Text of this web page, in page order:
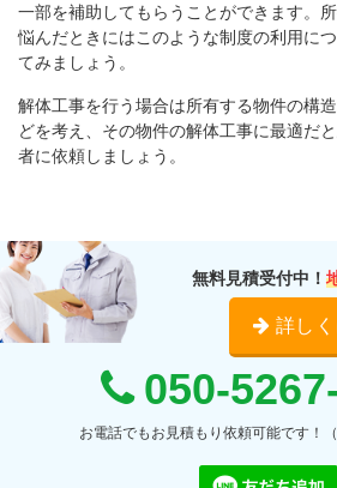
一部を補助してもらうことができます。
悩んだときにはこのような制度の利用に
てみましょう。
解体工事を行う場合は所有する物件の構
どを考え、その物件の解体工事に最適だ
者に依頼しましょう。
無料見積受付中！
詳し
050-
お電話でもお見積もり依頼可能です！